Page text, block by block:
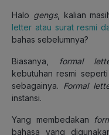
Halo gengs, kalian
letter atau surat resmi
bahas sebelumnya?
Biasanya, formal
kebutuhan resmi
sebagainya. Formal
instansi.
Yang membedakan
bahasa yang